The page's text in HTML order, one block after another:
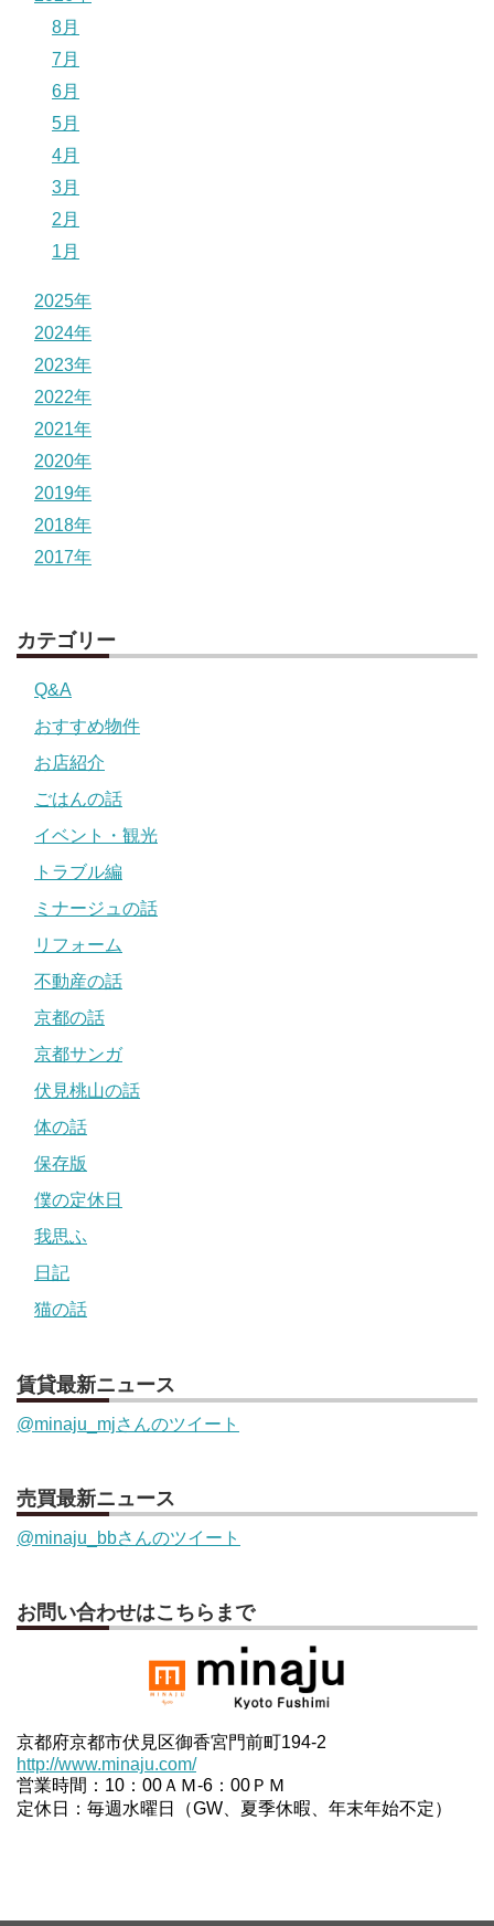
8月
7月
6月
5月
4月
3月
2月
1月
2025年
2024年
2023年
2022年
2021年
2020年
2019年
2018年
2017年
カテゴリー
Q&A
おすすめ物件
お店紹介
ごはんの話
イベント・観光
トラブル編
ミナージュの話
リフォーム
不動産の話
京都の話
京都サンガ
伏見桃山の話
体の話
保存版
僕の定休日
我思ふ
日記
猫の話
賃貸最新ニュース
@minaju_mjさんのツイート
売買最新ニュース
@minaju_bbさんのツイート
お問い合わせはこちらまで
京都府京都市伏見区御香宮門前町194-2
http://www.minaju.com/
営業時間：10：00ＡＭ-6：00ＰＭ
定休日：毎週水曜日（GW、夏季休暇、年末年始不定）